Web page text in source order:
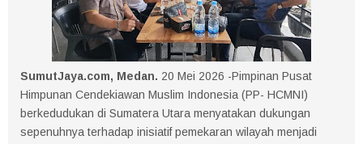
SumutJaya.com, Medan. 20 Mei 2026 -Pimpinan Pusat
Himpunan Cendekiawan Muslim Indonesia (PP- HCMNI)
berkedudukan di Sumatera Utara menyatakan dukungan
sepenuhnya terhadap inisiatif pemekaran wilayah menjadi